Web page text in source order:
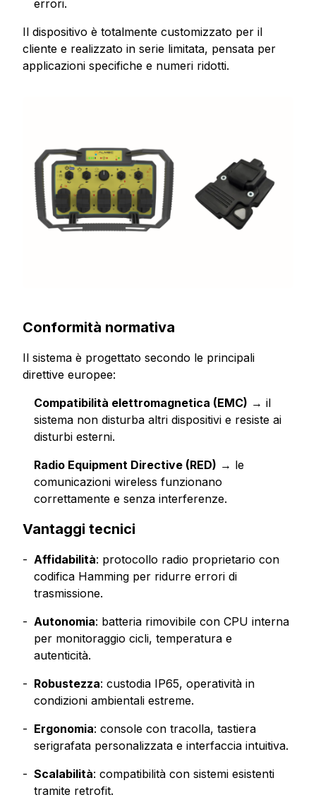
errori.
Il dispositivo è totalmente customizzato per il
cliente e realizzato in serie limitata, pensata per
applicazioni specifiche e numeri ridotti.
Conformità normativa
Il sistema è progettato secondo le principali
direttive europee:
Compatibilità elettromagnetica (EMC) → il
sistema non disturba altri dispositivi e resiste ai
disturbi esterni.
Radio Equipment Directive (RED) → le
comunicazioni wireless funzionano
correttamente e senza interferenze.
Vantaggi tecnici
Affidabilità: protocollo radio proprietario con
codifica Hamming per ridurre errori di
trasmissione.
Autonomia: batteria rimovibile con CPU interna
per monitoraggio cicli, temperatura e
autenticità.
Robustezza: custodia IP65, operatività in
condizioni ambientali estreme.
Ergonomia: console con tracolla, tastiera
serigrafata personalizzata e interfaccia intuitiva.
Scalabilità: compatibilità con sistemi esistenti
tramite retrofit.